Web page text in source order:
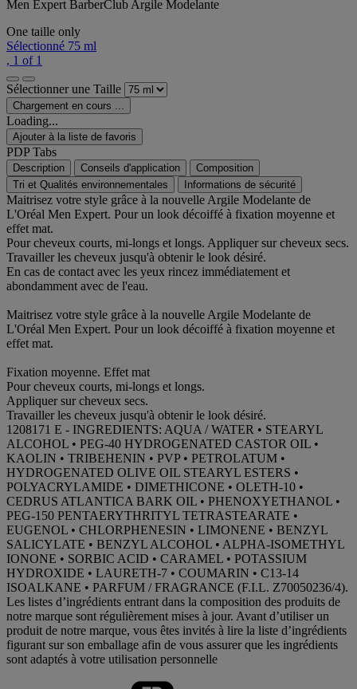
Men Expert BarberClub Argile Modelante
One taille only
Sélectionné 75 ml
, 1 of 1
Sélectionner une Taille
Chargement en cours ...
Loading...
Ajouter à la liste de favoris
PDP Tabs
Description Conseils d'application
Composition
Tri et Qualités environnementales
Informations de sécurité
Maitrisez votre style grâce à la nouvelle Argile Modelante de
L'Oréal Men Expert. Pour un look décoiffé à fixation moyenne et
effet mat.
Pour cheveux courts, mi-longs et longs. Appliquer sur cheveux secs.
Travailler les cheveux jusqu'à obtenir le look désiré.
En cas de contact avec les yeux rincez immédiatement et
abondamment avec de l'eau.
Maitrisez votre style grâce à la nouvelle Argile Modelante de
L'Oréal Men Expert. Pour un look décoiffé à fixation moyenne et
effet mat.
Fixation moyenne. Effet mat
Pour cheveux courts, mi-longs et longs.
Appliquer sur cheveux secs.
Travailler les cheveux jusqu'à obtenir le look désiré.
1208171 E - INGREDIENTS: AQUA / WATER • STEARYL
ALCOHOL • PEG-40 HYDROGENATED CASTOR OIL •
KAOLIN • TRIBEHENIN • PVP • PETROLATUM •
HYDROGENATED OLIVE OIL STEARYL ESTERS •
POLYACRYLAMIDE • DIMETHICONE • OLETH-10 •
CEDRUS ATLANTICA BARK OIL • PHENOXYETHANOL •
PEG-150 PENTAERYTHRITYL TETRASTEARATE •
EUGENOL • CHLORPHENESIN • LIMONENE • BENZYL
SALICYLATE • BENZYL ALCOHOL • ALPHA-ISOMETHYL
IONONE • SORBIC ACID • CARAMEL • POTASSIUM
HYDROXIDE • LAURETH-7 • COUMARIN • C13-14
ISOALKANE • PARFUM / FRAGRANCE (F.I.L. Z70050236/4).
Les listes d’ingrédients entrant dans la composition des produits de
notre marque sont régulièrement mises à jour. Avant d’utiliser un
produit de notre marque, vous êtes invités à lire la liste d’ingrédients
figurant sur son emballage afin de vous assurer que les ingrédients
sont adaptés à votre utilisation personnelle